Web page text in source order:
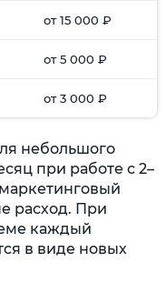
от 15 000 ₽
от 5 000 ₽
от 3 000 ₽
небольшого
при работе с 2–
расход. При
каждый
в виде новых